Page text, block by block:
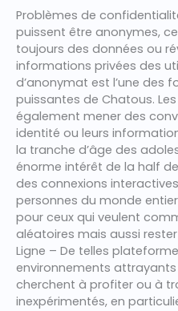
Problèmes de
puissent être anonymes,
toujours des données ou
informations privées des
d’anonymat est l’une des
puissantes de Chatous.
également mener des
identité ou leurs
la tranche d’âge des
énorme intérêt de la half
des connexions
personnes du monde
pour ceux qui veulent
aléatoires mais aussi
Ligne – De telles
environnements
cherchent à profiter ou à
inexpérimentés, en